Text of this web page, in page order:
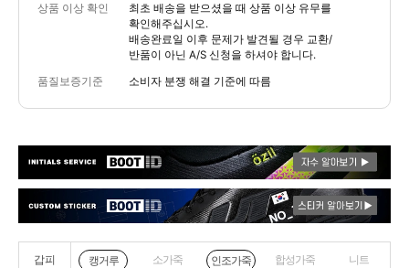
상품 이상 확인
최초 배송을 받으셨을 때 상품 이상 유무를
확인해주십시오.
배송완료일 이후 문제가 발견될 경우 교환/
반품이 아닌 A/S 신청을 하셔야 합니다.
품질보증기준 소비자 분쟁 해결 기준에 따름
갑피 캥거루 소가죽 인조가죽 합성가죽 니트